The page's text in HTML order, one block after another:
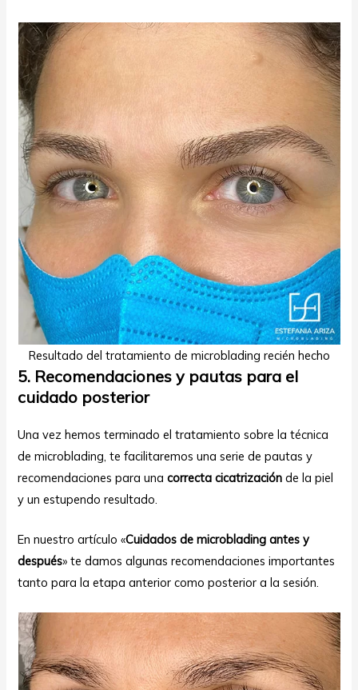
Resultado del tratamiento de microblading recién hecho
5. Recomendaciones y pautas para el
cuidado posterior
Una vez hemos terminado el tratamiento sobre la técnica
de microblading, te facilitaremos una serie de pautas y
recomendaciones para unacorrecta cicatrización de la piel
y un estupendo resultado.
En nuestro artículo «Cuidados de microblading antes y
después» te damos algunas recomendaciones importantes
tanto para la etapa anterior como posterior a la sesión.